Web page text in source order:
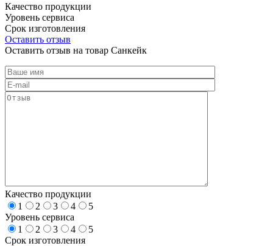
Качество продукции
Уровень сервиса
Срок изготовления
Оставить отзыв
Оставить отзыв на товар Санкейк
Качество продукции
1
2 3 4
5
Уровень сервиса
1
2 3 4
5
Срок изготовления